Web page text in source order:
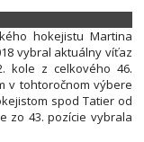
hokejistu Martina
vybral aktuálny víťaz
kole z celkového 46.
v tohtoročnom výbere
spod Tatier od
zo 43. pozície vybrala